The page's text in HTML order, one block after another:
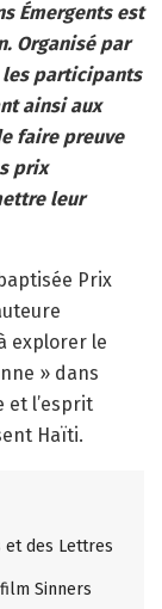
Émergents est
Organisé par
les participants
ainsi aux
faire preuve
prix
leur
Prix
explorer le
» dans
et l’esprit
Haïti.
et des Lettres
Sinners